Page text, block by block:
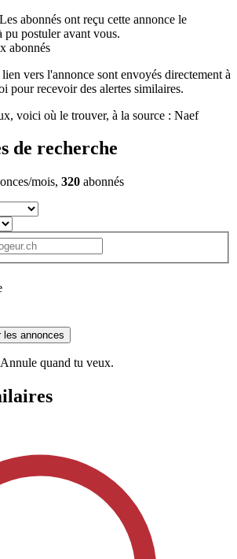
abonnés ont reçu cette annonce le
pu postuler avant vous.
abonnés
vers l'annonce sont envoyés directement à
pour recevoir des alertes similaires.
voici où le trouver, à la source : Naef
de recherche
mois, 320 abonnés
les annonces
Annule quand tu veux.